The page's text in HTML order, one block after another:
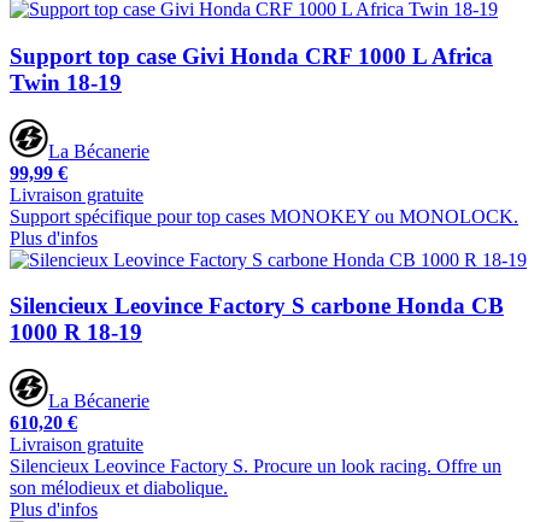
Support top case Givi Honda CRF 1000 L Africa
Twin 18-19
La Bécanerie
99,99 €
Livraison gratuite
Support spécifique pour top cases MONOKEY ou MONOLOCK.
Plus d'infos
Silencieux Leovince Factory S carbone Honda CB
1000 R 18-19
La Bécanerie
610,20 €
Livraison gratuite
Silencieux Leovince Factory S. Procure un look racing. Offre un
son mélodieux et diabolique.
Plus d'infos